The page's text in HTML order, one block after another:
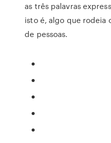
as três palavras
isto é, algo que rodeia
de pessoas.